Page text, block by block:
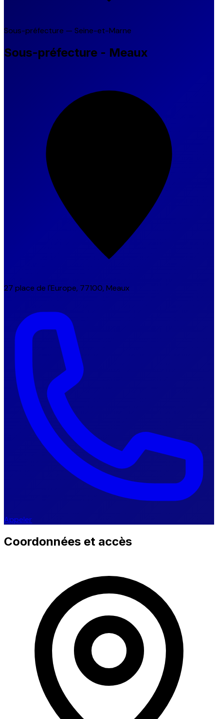
Sous-préfecture — Seine-et-Marne
Sous-préfecture - Meaux
27 place de l'Europe, 77100, Meaux
Appeler
Coordonnées et accès